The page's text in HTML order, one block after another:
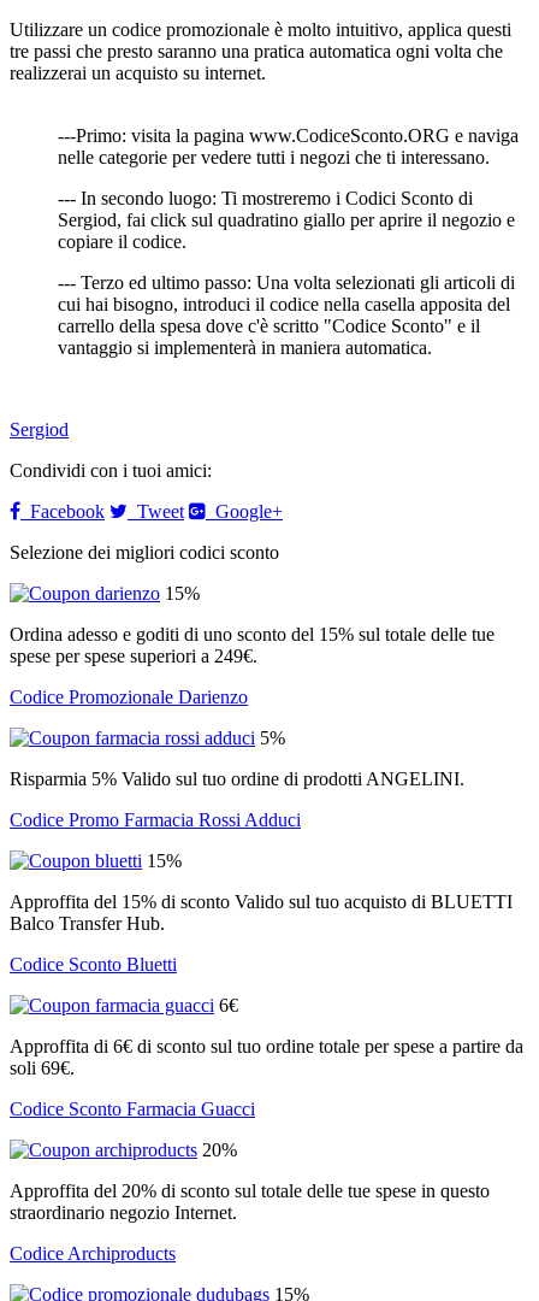
Utilizzare un codice promozionale è molto intuitivo, applica questi
tre passi che presto saranno una pratica automatica ogni volta che
realizzerai un acquisto su internet.
---Primo: visita la pagina www.CodiceSconto.ORG e naviga
nelle categorie per vedere tutti i negozi che ti interessano.
--- In secondo luogo: Ti mostreremo i Codici Sconto di
Sergiod, fai click sul quadratino giallo per aprire il negozio e
copiare il codice.
--- Terzo ed ultimo passo: Una volta selezionati gli articoli di
cui hai bisogno, introduci il codice nella casella apposita del
carrello della spesa dove c'è scritto "Codice Sconto" e il
vantaggio si implementerà in maniera automatica.
Sergiod
Condividi con i tuoi amici:
Facebook
Tweet
Google+
Selezione dei migliori codici sconto
15%
Ordina adesso e goditi di uno sconto del 15% sul totale delle tue
spese per spese superiori a 249€.
Codice Promozionale Darienzo
5%
Risparmia 5% Valido sul tuo ordine di prodotti ANGELINI.
Codice Promo Farmacia Rossi Adduci
15%
Approffita del 15% di sconto Valido sul tuo acquisto di BLUETTI
Balco Transfer Hub.
Codice Sconto Bluetti
6€
Approffita di 6€ di sconto sul tuo ordine totale per spese a partire da
soli 69€.
Codice Sconto Farmacia Guacci
20%
Approffita del 20% di sconto sul totale delle tue spese in questo
straordinario negozio Internet.
Codice Archiproducts
15%